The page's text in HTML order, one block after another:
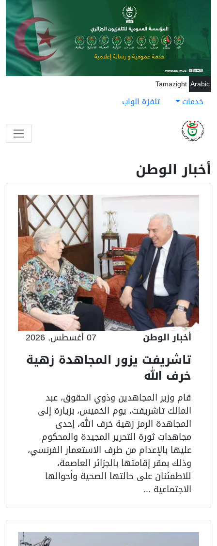
تجاوز إلى المحتوى الرئيسي
Arabic
Tamazight
خدمات تلفزة الواب
أخبار الوطن
أخبار الوطن 07 أغسطس, 2026
تاشريفت يزور المجاهدة زهية
خرف الله
قام وزير المجاهدين وذوي الحقوق، عبد
المالك تاشريفت، يوم الخميس، بزيارة إلى
المجاهدة الرمز زهية خرف الله، إحدى
مجاهدات ثورة التحرير المجيدة والمحكوم
عليها بالإعدام من طرف الاستعمار الفرنسي،
وذلك بمقر إقامتها بالجزائر العاصمة،
للاطمئنان على حالتها الصحية وأحوالها
الاجتماعية ...